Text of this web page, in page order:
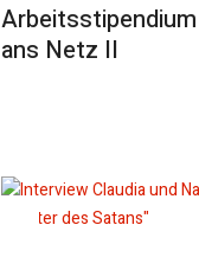
ans Netz II